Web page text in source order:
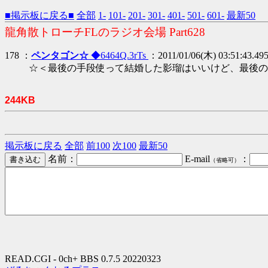
■掲示板に戻る■ 全部 1- 101- 201- 301- 401- 501- 601- 最新50
龍角散トローチFLのラジオ会場 Part628
178 ： ペンタゴン☆ ◆6464Q.3rTs
：2011/01/06(木)
☆＜最後の手段使って結婚した影瑠はいいけど、最後
244KB
掲示板に戻る 全部 前100 次100 最新50
名前：
E-mail （省略可） ：
READ.CGI - 0ch+ BBS 0.7.5 20220323